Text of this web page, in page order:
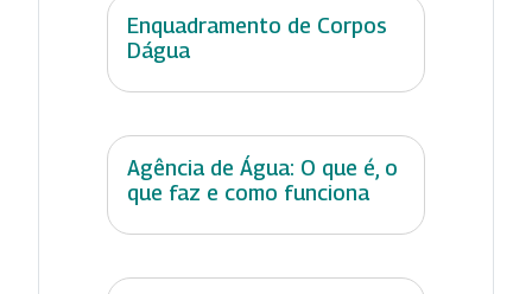
Enquadramento de Corpos
Dágua
Agência de Água: O que é, o
que faz e como funciona